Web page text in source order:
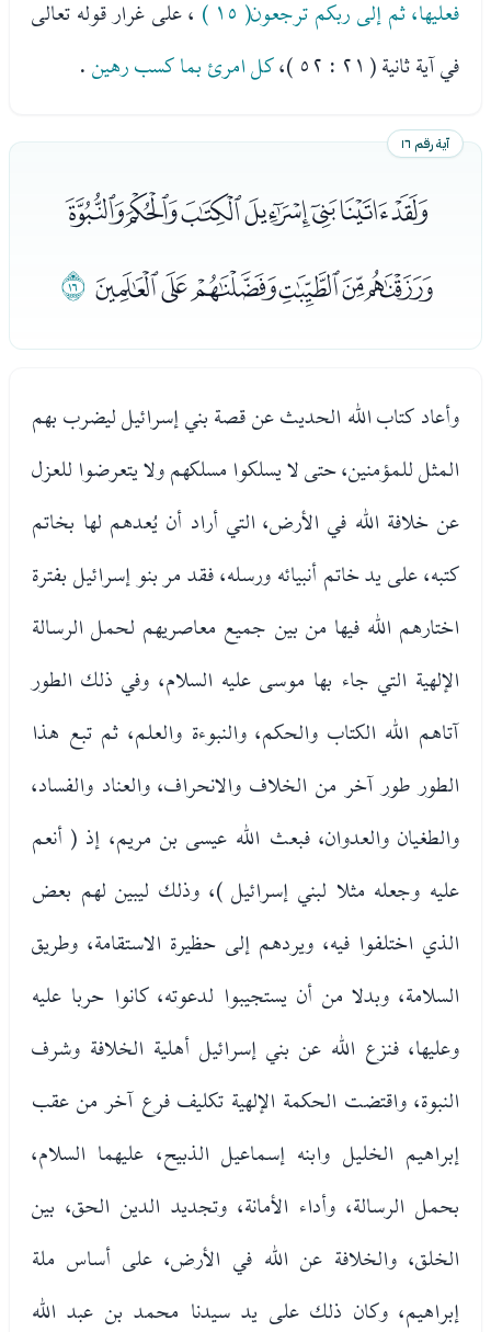
فعليها، ثم إلى ربكم ترجعون( ١٥ )
، على غرار قوله تعالى
في آية ثانية ( ٢١ : ٥٢ )،
كل امرئ بما كسب رهين.
آية رقم ١٦
ﭮﭯﭰﭱﭲﭳﭴ
ﭵﭶﭷﭸﭹﭺﭻ
وأعاد كتاب الله الحديث عن قصة بني إسرائيل ليضرب بهم
المثل للمؤمنين، حتى لا يسلكوا مسلكهم ولا يتعرضوا للعزل
عن خلافة الله في الأرض، التي أراد أن يُعدهم لها بخاتم
كتبه، على يد خاتم أنبيائه ورسله، فقد مر بنو إسرائيل بفترة
اختارهم الله فيها من بين جميع معاصريهم لحمل الرسالة
الإلهية التي جاء بها موسى عليه السلام، وفي ذلك الطور
آتاهم الله الكتاب والحكم، والنبوءة والعلم، ثم تبع هذا
الطور طور آخر من الخلاف والانحراف، والعناد والفساد،
والطغيان والعدوان، فبعث الله عيسى بن مريم، إذ ( أنعم
عليه وجعله مثلا لبني إسرائيل )، وذلك ليبين لهم بعض
الذي اختلفوا فيه، ويردهم إلى حظيرة الاستقامة، وطريق
السلامة، وبدلا من أن يستجيبوا لدعوته، كانوا حربا عليه
وعليها، فنزع الله عن بني إسرائيل أهلية الخلافة وشرف
النبوة، واقتضت الحكمة الإلهية تكليف فرع آخر من عقب
إبراهيم الخليل وابنه إسماعيل الذبيح، عليهما السلام،
بحمل الرسالة، وأداء الأمانة، وتجديد الدين الحق، بين
الخلق، والخلافة عن الله في الأرض، على أساس ملة
إبراهيم، وكان ذلك على يد سيدنا محمد بن عبد الله